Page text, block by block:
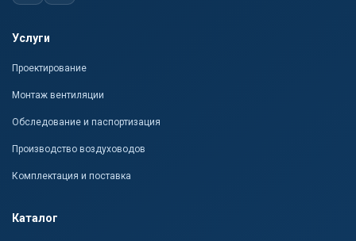
Услуги
Проектирование
Монтаж вентиляции
Обследование и паспортизация
Производство воздуховодов
Комплектация и поставка
Каталог